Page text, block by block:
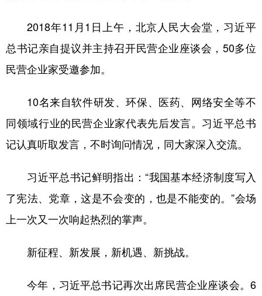
2018年11月1日上午，北京人民大会堂，习近平
总书记亲自提议并主持召开民营企业座谈会，50多位
民营企业家受邀参加。
10名来自软件研发、环保、医药、网络安全等不
同领域行业的民营企业家代表先后发言。习近平总书
记认真听取发言，不时询问情况，同大家深入交流。
习近平总书记鲜明指出：“我国基本经济制度写入
了宪法、党章，这是不会变的，也是不能变的。”会场
上一次又一次响起热烈的掌声。
新征程、新发展，新机遇、新挑战。
今年，习近平总书记再次出席民营企业座谈会。6